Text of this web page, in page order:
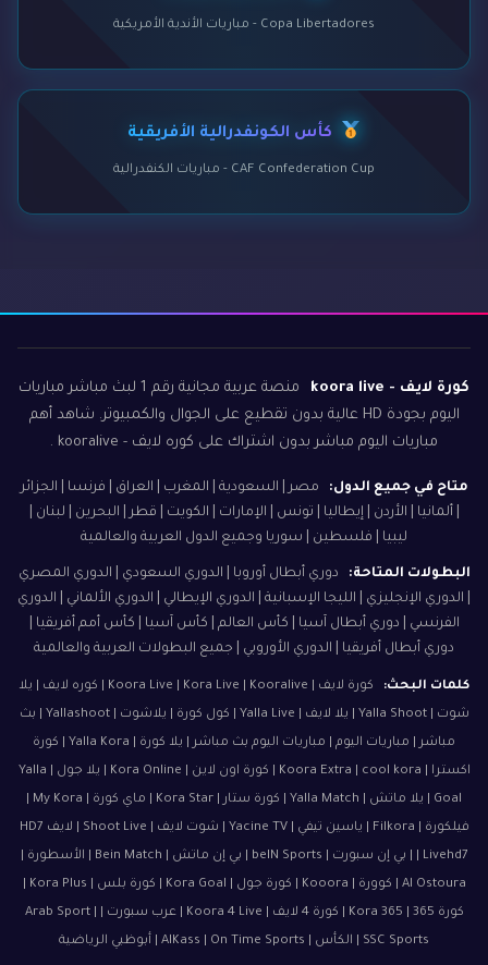
Copa Libertadores - مباريات الأندية الأمريكية
كأس الكونفدرالية الأفريقية
CAF Confederation Cup - مباريات الكنفدرالية
كورة لايف - koora live
منصة عربية مجانية رقم 1 لبث مباشر مباريات
اليوم بجودة HD عالية بدون تقطيع على الجوال والكمبيوتر. شاهد أهم
مباريات اليوم مباشر بدون اشتراك على كوره لايف - kooralive .
متاح في جميع الدول:
مصر | السعودية | المغرب | العراق | فرنسا | الجزائر
| ألمانيا | الأردن | إيطاليا | تونس | الإمارات | الكويت | قطر | البحرين | لبنان |
ليبيا | فلسطين | سوريا وجميع الدول العربية والعالمية
البطولات المتاحة:
دوري أبطال أوروبا | الدوري السعودي | الدوري المصري
| الدوري الإنجليزي | الليجا الإسبانية | الدوري الإيطالي | الدوري الألماني | الدوري
الفرنسي | دوري أبطال آسيا | كأس العالم | كأس آسيا | كأس أمم أفريقيا |
دوري أبطال أفريقيا | الدوري الأوروبي | جميع البطولات العربية والعالمية
كلمات البحث:
كورة لايف | Koora Live | Kora Live | Kooralive | كوره لايف | يلا
شوت | Yalla Shoot | يلا لايف | Yalla Live | كول كورة | يلاشوت | Yallashoot | بث
مباشر | مباريات اليوم | مباريات اليوم بث مباشر | يلا كورة | Yalla Kora | كورة
اكسترا | Koora Extra | cool kora | كورة اون لاين | Kora Online | يلا جول | Yalla
فيلكورة | Filkora | ياسين تيفي | Yacine TV | شوت لايف | Shoot Live | لايف HD7
| Livehd7 | بي إن سبورت | beIN Sports | بي إن ماتش | Bein Match | الأسطورة |
كورة 365 | Kora 365 | كورة 4 لايف | Koora 4 Live | عرب سبورت | Arab Sport |
SSC Sports | الكأس | AlKass | On Time Sports | أبوظبي الرياضية